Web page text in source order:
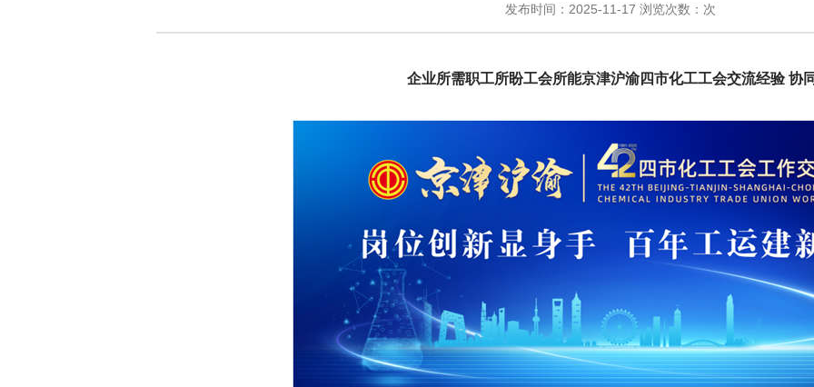
发布时间：2025-11-17 浏览次数： 次
企业所需职工所盼工会所能京津沪渝四市化工工会交流经验 协